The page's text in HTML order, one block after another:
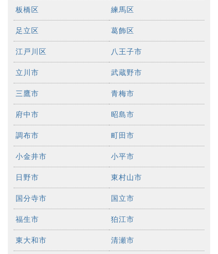
板橋区 練馬区
足立区 葛飾区
江戸川区 八王子市
立川市 武蔵野市
三鷹市 青梅市
府中市 昭島市
調布市 町田市
小金井市 小平市
日野市 東村山市
国分寺市 国立市
福生市 狛江市
東大和市 清瀬市